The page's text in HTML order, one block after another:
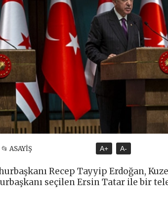
📂 ASAYİŞ A+ A-
Recep Tayyip Erdoğan,
seçilen Ersin Tatar ile bir